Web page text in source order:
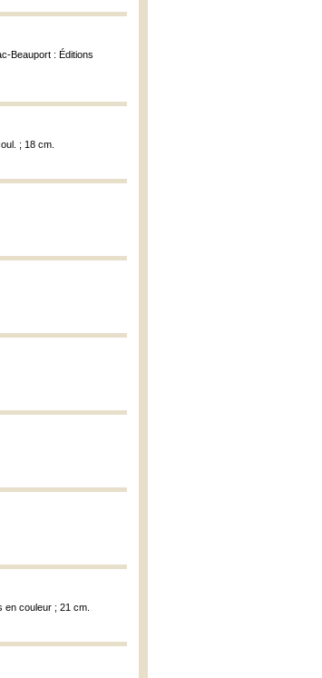
Beauport : Éditions
; 18 cm.
en couleur ; 21 cm.